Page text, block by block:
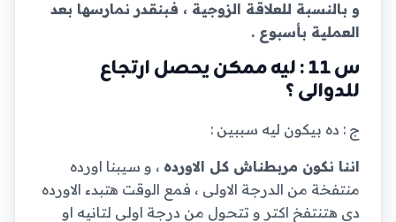
و بالنسبة للعلاقة الزوجية ، فبنقدر نمارسها بعد
العملية بأسبوع .
س 11 : ليه ممكن يحصل ارتجاع
للدوالى ؟
ج : ده بيكون ليه سببين :
اننا نكون مربطناش كل الاورده ، و سيبنا اورده
منتفخة من الدرجة الاولى ، فمع الوقت هتبدء الاورده
دى هتنتفخ اكتر و تتحول من درجة اولى لتانيه او